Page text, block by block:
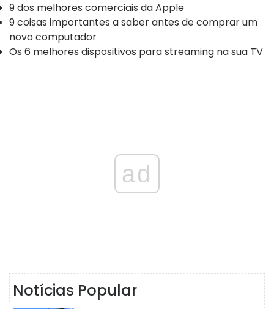
9 dos melhores comerciais da Apple
9 coisas importantes a saber antes de comprar um
novo computador
Os 6 melhores dispositivos para streaming na sua TV
ad
Notícias Popular